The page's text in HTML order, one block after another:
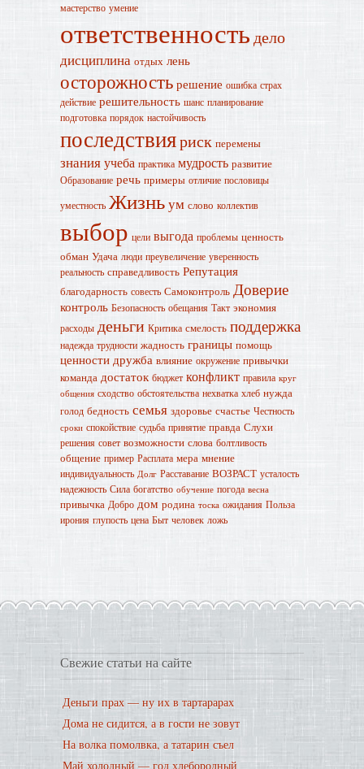
мастерство умение
ответственностьдело
дисциплина отдых лень
осторожность решение ошибка страх
действие решительность шанс планирование
подготовка порядок настойчивость
последствияриск перемены
знанияучеба практика мудрость развитие
Образование речь примеры отличие пословицы
уместность Жизньум слово коллектив
выбор цели выгода проблемы ценность
обман Удача люди преувеличение уверенность
реальность справедливость Репутация
благодарность совесть Самоконтроль Доверие
контроль Безопасность обещания Такт экономия
расходы деньги Критика смелость поддержка
надежда трудности жадность границы помощь
ценности дружба влияние окружение привычки
команда достаток бюджет конфликт правила круг
общения сходство обстоятельства нехватка хлеб нужда
голод бедность семья здоровье счастье Честность
сроки спокойствие судьба принятие правда Слухи
решения совет возможности слова болтливость
общение пример Расплата мера мнение
индивидуальность Долг Расставание ВОЗРАСТ усталость
надежность Сила богатство обучение погода весна
привычка Добро дом родина тоска ожидания Польза
ирония глупость цена Быт человек ложь
Свежие статьи на сайте
Деньги прах — ну их в тартарарах
Дома не сидится, а в гости не зовут
На волка помолвка, а татарин съел
Май холодный — год хлебородный